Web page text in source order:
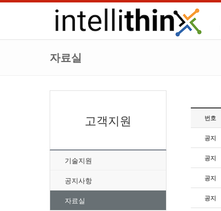
자료실
고객지원
기술지원
공지사항
자료실
번호
공지
공지
공지
공지